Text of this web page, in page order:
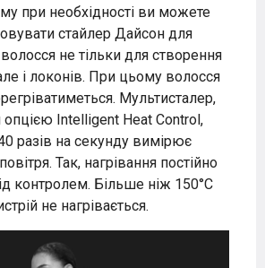
при необхідності ви можете
стайлер Дайсон для
не тільки для створення
і локонів. При цьому волосся
Мультисталер,
Intelligent Heat Control,
разів на секунду вимірює
Так, нагрівання постійно
контролем. Більше ніж 150°C
не нагрівається.